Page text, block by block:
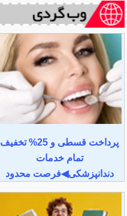
پرداخت قسطی و 25% تخفیف
تمام خدمات
دندانپزشکی◀فرصت محدود